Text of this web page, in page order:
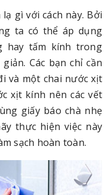
gì với cách này. Bởi
ta có thể áp dụng
hay tấm kính trong
Các bạn chỉ cần
và một chai nước xịt
xịt kính nên các vết
giấy báo chà nhẹ
thực hiện việc này
sạch hoàn toàn.